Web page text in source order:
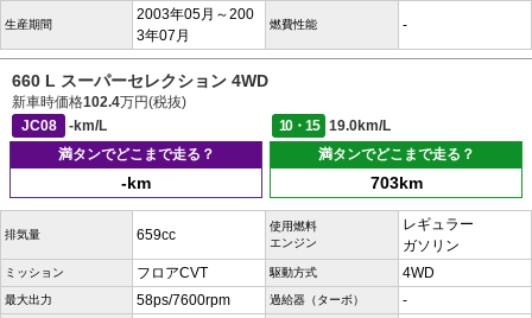
生産期間
2003年05月～200
3年07月
燃費性能 -
660 L スーパーセレクション 4WD
新車時価格102.4万円(税抜)
JC08
-km/L 10・15
19.0km/L
満タンでどこまで走る？
-km
満タンでどこまで走る？
703km
排気量 659cc
使用燃料
エンジン
レギュラー
ガソリン
ミッション フロアCVT 駆動方式 4WD
最大出力 58ps/7600rpm 過給器（ターボ） -